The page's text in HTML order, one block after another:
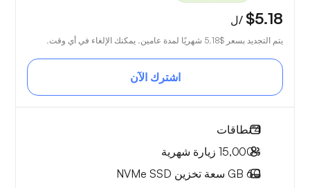
$5.18 /ل
يتم التجديد بسعر $5.18 شهريًا لمدة عامين. يمكنك الإلغاء في أي وقت.
اشترك الآن
4نطاقات
~15,000
زيارة شهرية
60 GB
سعة تخزين NVMe SSD